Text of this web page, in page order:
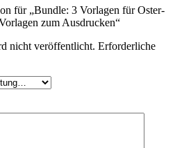
für „Bundle: 3 Vorlagen für Oster-
zum Ausdrucken“
nicht veröffentlicht. Erforderliche